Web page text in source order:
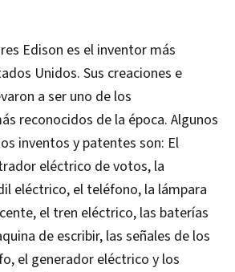
Edison es el inventor más
Unidos. Sus creaciones e
a ser uno de los
reconocidos de la época. Algunos
inventos y patentes son: El
eléctrico de votos, la
eléctrico, el teléfono, la lámpara
el tren eléctrico, las baterías
de escribir, las señales de los
el generador eléctrico y los